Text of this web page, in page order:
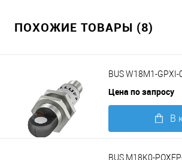
ПОХОЖИЕ ТОВАРЫ (8)
BUS W18M1-
Цена по запросу
В
BUS M18K0-